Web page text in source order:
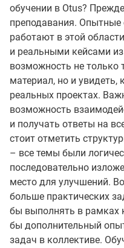
обучении в Otus?
преподавания. Опытные
работают в этой
и реальными кейсами
возможность не только
материал, но и увидеть,
реальных проектах.
возможность
и получать ответы на
стоит отметить
– все темы были
последовательно
место для улучшений.
больше практических
бы выполнять в рамках
бы дополнительный
задач в коллективе.